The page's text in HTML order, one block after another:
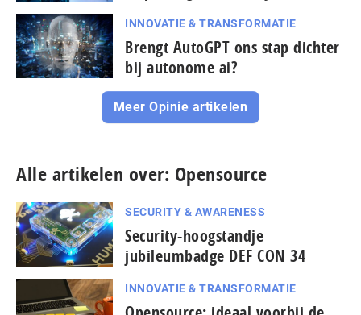
INNOVATIE & TRANSFORMATIE
Brengt AutoGPT ons stap dichter
bij autonome ai?
Meer Opinie artikelen
Alle artikelen over: Opensource
SECURITY & AWARENESS
Security-hoogstandje
jubileumbadge DEF CON 34
INNOVATIE & TRANSFORMATIE